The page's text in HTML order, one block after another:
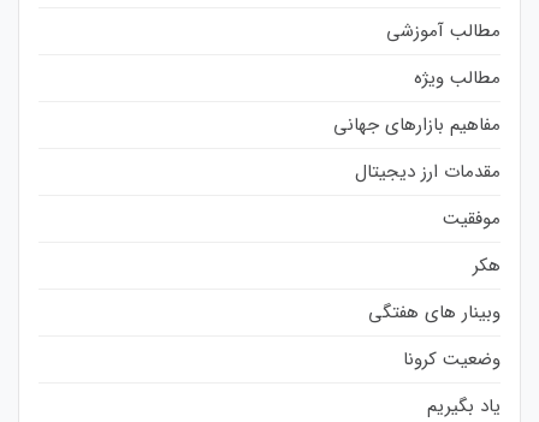
مطالب آموزشی
مطالب ویژه
مفاهیم بازارهای جهانی
مقدمات ارز دیجیتال
موفقیت
هکر
وبینار های هفتگی
وضعیت کرونا
یاد بگیریم